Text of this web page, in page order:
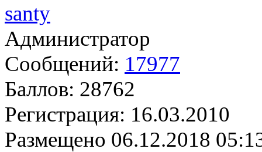
santy
Администратор
Сообщений: 17977
Баллов: 28762
Регистрация: 16.03.2010
Размещено 06.12.2018